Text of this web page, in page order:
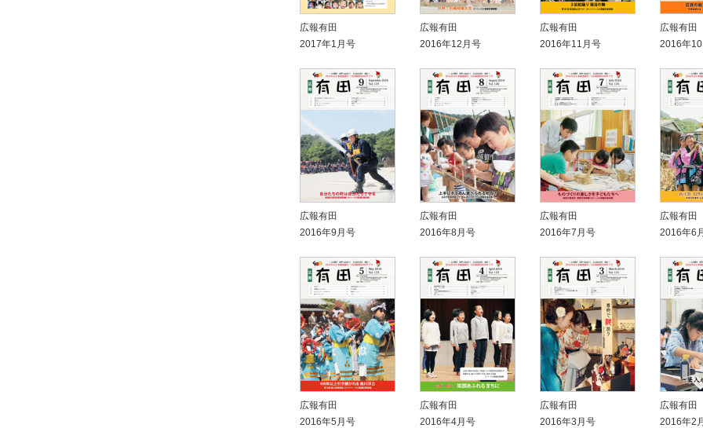
広報有田
2017年1月号
広報有田
2016年12月号
広報有田
2016年11月号
広報有田
2016年
広報有田
2016年9月号
広報有田
2016年8月号
広報有田
2016年7月号
広報有田
2016年6
広報有田
2016年5月号
広報有田
2016年4月号
広報有田
2016年3月号
広報有田
2016年2